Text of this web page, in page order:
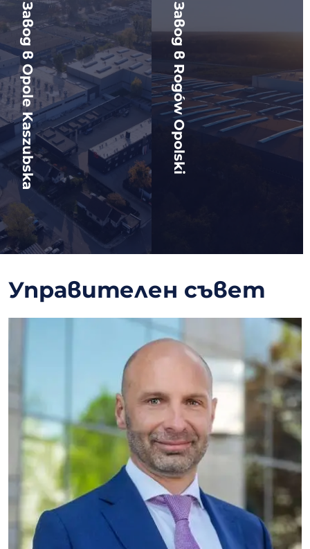
Завод в Opole Kaszubska Завод в Rogów Opolski
Управителен съвет